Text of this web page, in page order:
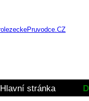
Hlavní stránka